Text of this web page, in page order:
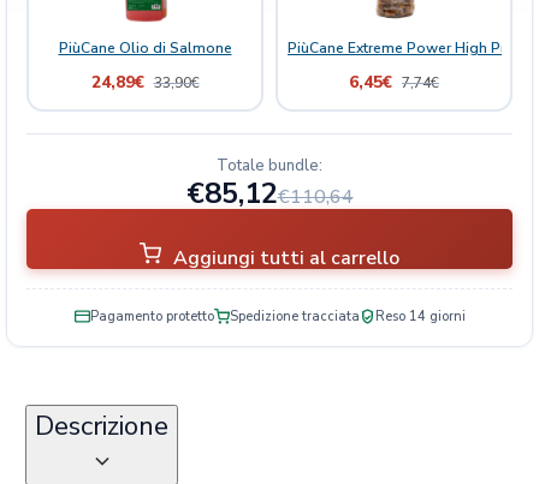
PiùCane Olio di Salmone
24,89€ 33,90€
PiùCane Extreme Power High
6,45€ 7,74€
Totale bundle:
€85,12€110,64
Aggiungi tutti al carrello
Pagamento protetto Spedizione tracciata Reso 14 giorni
Descrizione